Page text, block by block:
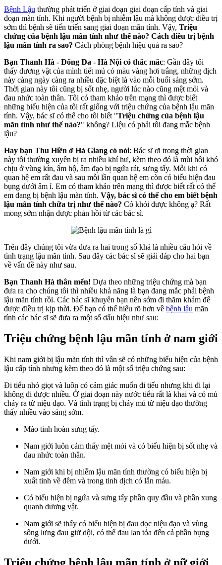
Bệnh Lậu thường phát triển ở giai đoạn giai đoạn cấp tính và giai
đoạn mãn tính. Khi người bệnh bị nhiễm lậu mà không được điều trị
sớm thì bệnh sẽ tiến triển sang giai đoạn mãn tính. Vậy, Triệu
chứng của bệnh lậu mãn tính như thế nào? Cách điều trị bệnh
lậu mãn tính ra sao? Cách phòng bệnh hiệu quả ra sao?
Bạn Thanh Hà - Đống Đa - Hà Nội có thắc mắc: Gần đây tôi
thấy dương vật của mình tiết mủ có màu vàng hơi trắng, những dịch
này càng ngày càng ra nhiều đặc biệt là vào mỗi buổi sáng sớm.
Thời gian này tôi cũng bị sốt nhẹ, người lúc nào cũng mệt mỏi và
đau nhức toàn thân. Tôi có tham khảo trên mạng thì được biết
những biểu hiện của tôi rất giống với triệu chứng của bệnh lậu mãn
tính. Vậy, bác sĩ có thể cho tôi biết "Triệu chứng của bệnh lậu
mãn tính như thế nào?" không? Liệu có phải tôi đang mắc bệnh
lậu?
Hay bạn Thu Hiền ở Hà Giang có nói: Bác sĩ ơi trong thời gian
này tôi thường xuyên bị ra nhiều khí hư, kèm theo đó là mùi hôi khó
chịu ở vùng kín, âm hộ, âm đạo bị ngứa rát, sưng tấy. Mỗi khi có
quan hệ em rất đau và sau mỗi lần quan hệ em còn có biểu hiện đau
bụng dưới âm ỉ. Em có tham khảo trên mạng thì được biết rất có thể
em đang bị bệnh lậu mãn tính. Vậy, bác sĩ có thể cho em biết bệnh
lậu mãn tính chữa trị như thế nào? Có khỏi được không ạ? Rất
mong sớm nhận được phản hồi từ các bác sĩ.
Trên đây chúng tôi vừa đưa ra hai trong số khá là nhiều câu hỏi về
tình trạng lậu mãn tính. Sau đây các bác sĩ sẽ giải đáp cho hai bạn
về vấn đề này như sau.
Bạn Thanh Hà thân mến! Dựa theo những triệu chứng mà bạn
đưa ra cho chúng tôi thì nhiều khả năng là bạn đang mắc phải bệnh
lậu mãn tính rồi. Các bác sĩ khuyên bạn nên sớm đi thăm khám để
được điều trị kịp thời. Để bạn có thể hiểu rõ hơn về bệnh lậu mãn
tính các bác sĩ sẽ đưa ra một số dấu hiệu như sau:
Triệu chứng bệnh lậu mãn tính ở nam giới
Khi nam giới bị lậu mãn tính thì vẫn sẽ có những biểu hiện của bệnh
lậu cấp tính nhưng kèm theo đó là một số triệu chứng sau:
Đi tiểu nhỏ giọt và luôn có cảm giác muốn đi tiểu nhưng khi đi lại
không đi được nhiều. Ở giai đoạn này nước tiểu rất là khai và có mủ
chảy ra từ niệu đạo. Và tình trạng bị chảy mủ từ niệu đạo thường
thấy nhiều vào sáng sớm.
Mào tinh hoàn sưng tấy.
Nam giới luôn cảm thấy mệt mỏi và có biểu hiện bị sốt nhẹ và
đau nhức toàn thân.
Nam giới khi bị nhiễm lậu mãn tính thường có biểu hiện bị
xuất tinh về đêm và trong tinh dịch có lẫn máu.
Có biểu hiện bị ngứa và sưng tấy phần quy đầu và phần xung
quanh dương vật.
Nam giới sẽ thấy có biểu hiện bị đau dọc niệu đạo và vùng
sống lưng đau giữ dội, có thể đau lan tỏa đến cả phần bụng
dưới.